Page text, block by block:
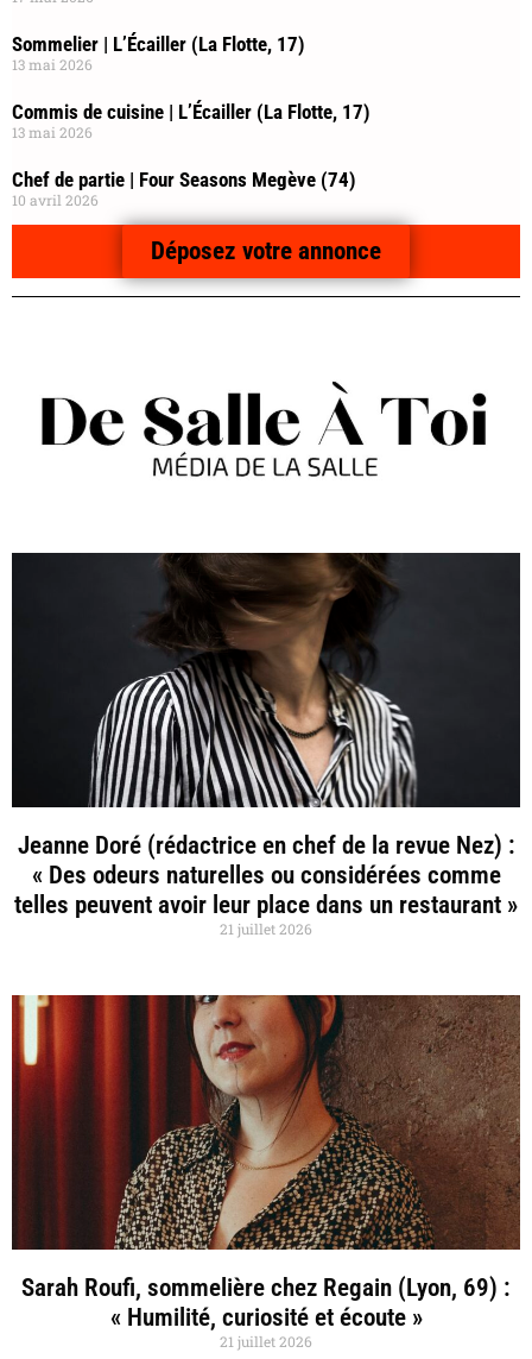
Sommelier | L’Écailler (La Flotte, 17)
13 mai 2026
Commis de cuisine | L’Écailler (La Flotte, 17)
13 mai 2026
Chef de partie | Four Seasons Megève (74)
10 avril 2026
Déposez votre annonce
Jeanne Doré (rédactrice en chef de la revue Nez) :
« Des odeurs naturelles ou considérées comme
telles peuvent avoir leur place dans un restaurant »
21 juillet 2026
Sarah Roufi, sommelière chez Regain (Lyon, 69) :
« Humilité, curiosité et écoute »
21 juillet 2026